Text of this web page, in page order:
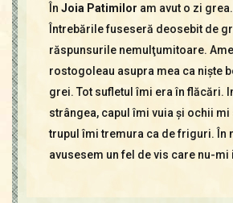
În Joia Patimilor am avut o zi
Întrebările fuseseră deosebit de
răspunsurile nemulţumitoare.
rostogoleau asupra mea ca nişte
grei. Tot sufletul îmi era în flăcări.
strângea, capul îmi vuia şi ochii mi
trupul îmi tremura ca de friguri. În
avusesem un fel de vis care nu-mi